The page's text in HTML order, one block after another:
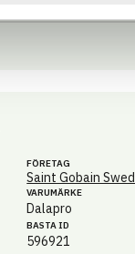
FÖRETAG
Saint Gobain
VARUMÄRKE
Dalapro
BASTA ID
596921